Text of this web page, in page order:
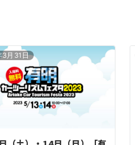
3月31日